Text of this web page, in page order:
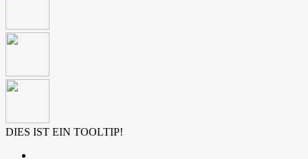
DIES IST EIN TOOLTIP!